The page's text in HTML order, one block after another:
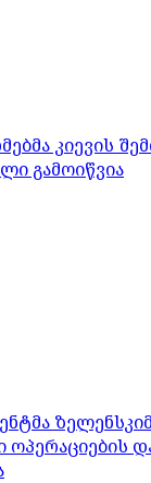
კიევის
გამოიწვია
ოპერაციების